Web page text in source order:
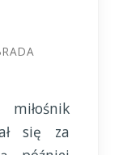
miłośnik
się za